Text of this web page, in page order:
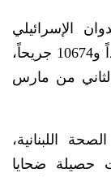
الإسرائيلي
على لبنان، اليوم الأربعاء، إلى 3516 شهيداً و10674 جريحاً،
الثاني من مارس
اللبنانية،
حصيلة ضحايا